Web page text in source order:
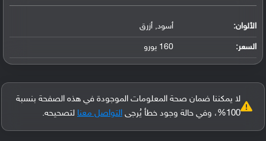
الألوان: أسود, أزرق
السعر: 160 يورو
لا يمكننا ضمان صحة المعلومات الموجودة في هذه الصفحة بنسبة
100%، وفي حالة وجود خطأ يُرجى
التواصل معنا لتصحيحه.